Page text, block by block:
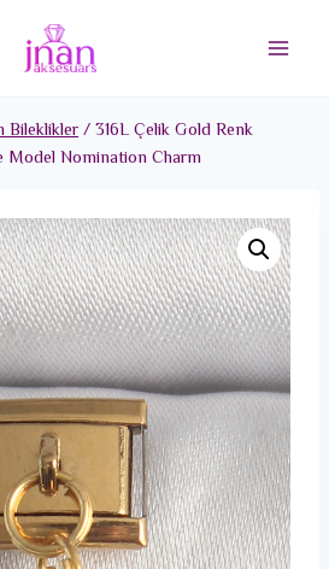
Bileklikler/316L Çelik Gold Renk
Model Nomination Charm